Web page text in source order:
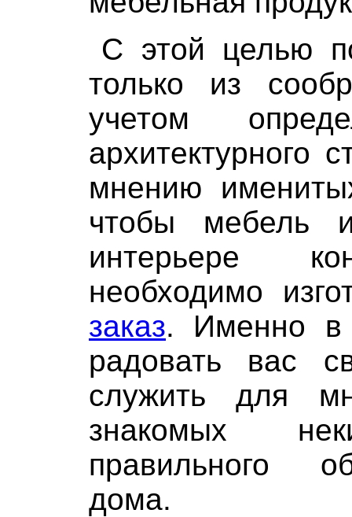
С этой целью
только из
учетом
архитектурного
мнению
чтобы мебель
интерьере
необходимо
заказ. Именно в
радовать вас
служить для
знакомых
правильного
дома.